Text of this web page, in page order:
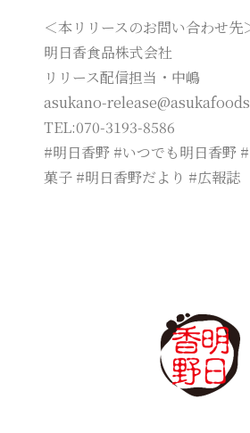
＜本リリースのお問い合わせ先
明日香食品株式会社
リリース配信担当・中嶋
asukano-
TEL:070-3193-8586
#明日香野 #いつでも明日香野
菓子 #明日香野だより #広報誌